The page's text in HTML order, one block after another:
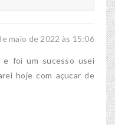
maio de 2022 às 15:06
e foi um sucesso usei
hoje com açucar de